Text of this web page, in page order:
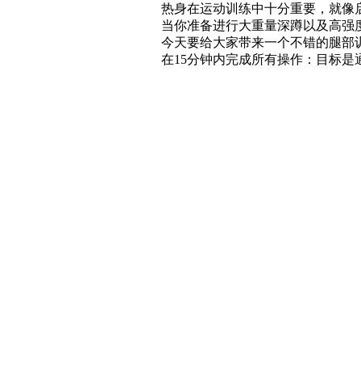
热身在运动训练中十分重要，就像
当你准备进行大重量深蹲以及高强
今天要给大家带来一个不错的腿部
在15分钟内完成所有操作：目标是